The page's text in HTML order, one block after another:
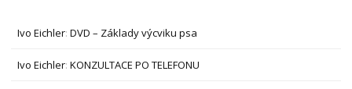
Ivo Eichler:DVD – Základy výcviku psa
Ivo Eichler:KONZULTACE PO TELEFONU